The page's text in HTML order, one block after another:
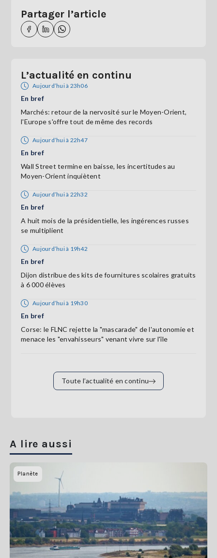
Partager l’article
L’actualité en continu
Aujourd’hui à 23h06
En bref
Marchés: retour de la nervosité sur le Moyen-Orient,
l'Europe s'offre tout de même des records
Aujourd’hui à 22h47
En bref
Wall Street termine en baisse, les incertitudes au
Moyen-Orient inquiètent
Aujourd’hui à 22h32
En bref
A huit mois de la présidentielle, les ingérences russes
se multiplient
Aujourd’hui à 19h42
En bref
Dijon distribue des kits de fournitures scolaires gratuits
à 6 000 élèves
Aujourd’hui à 19h30
En bref
Corse: le FLNC rejette la "mascarade" de l'autonomie et
menace les "envahisseurs" venant vivre sur l'île
Toute l’actualité en continu
A lire aussi
Planète